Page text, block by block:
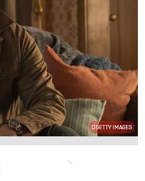
GETTY IMAGES